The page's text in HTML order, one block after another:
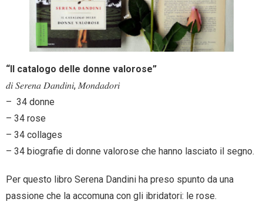
“Il catalogo delle donne valorose”
𝑑𝑖 𝑆𝑒𝑟𝑒𝑛𝑎 𝐷𝑎𝑛𝑑𝑖𝑛𝑖, 𝑀𝑜𝑛𝑑𝑎𝑑𝑜𝑟𝑖
– 34 donne
– 34 rose
– 34 collages
– 34 biografie di donne valorose che hanno lasciato il segno.
Per questo libro Serena Dandini ha preso spunto da una
passione che la accomuna con gli ibridatori: le rose.